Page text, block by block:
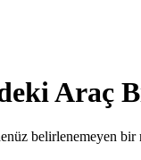
Araç
belirlenemeyen